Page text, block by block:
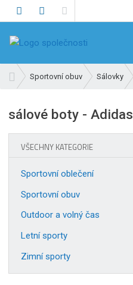
v
d
Sportovní obuv Sálovky
sálové boty - Adidas
VŠECHNY KATEGORIE
Sportovní oblečení
Sportovní obuv
Outdoor a volný čas
Letní sporty
Zimní sporty